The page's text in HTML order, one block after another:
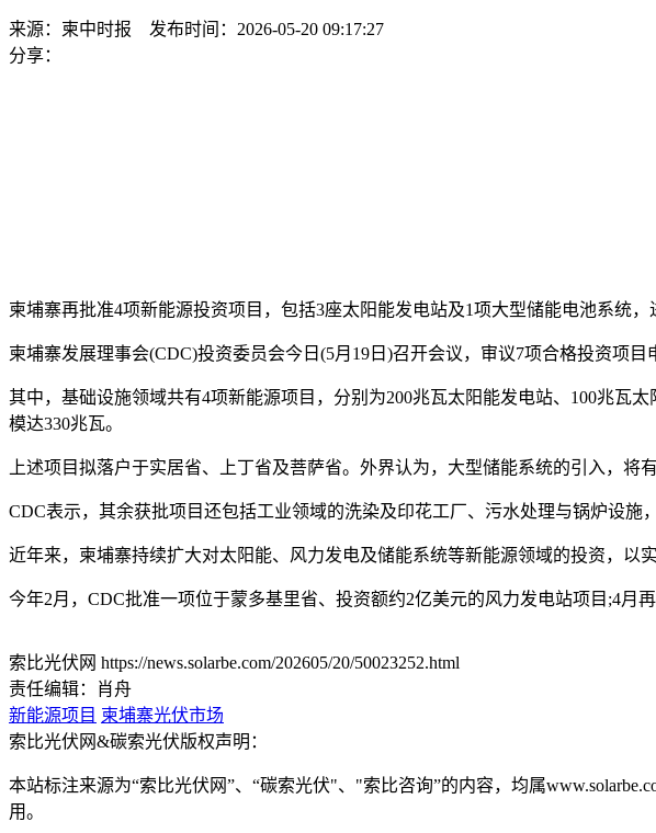
来源：柬中时报
发布时间：2026-05-20 09:17:27
分享：
柬埔寨再批准4项新能源投资项目，包括3座太阳能发电站及1项大型储能电池系统
柬埔寨发展理事会(CDC)投资委员会今日(5月19日)召开会议，审议7项合格投资项
其中，基础设施领域共有4项新能源项目，分别为200兆瓦太阳能发电站、100兆瓦
模达330兆瓦。
上述项目拟落户于实居省、上丁省及菩萨省。外界认为，大型储能系统的引入，将
CDC表示，其余获批项目还包括工业领域的洗染及印花工厂、污水处理与锅炉设施
近年来，柬埔寨持续扩大对太阳能、风力发电及储能系统等新能源领域的投资，以
今年2月，CDC批准一项位于蒙多基里省、投资额约2亿美元的风力发电站项目;4月
索比光伏网 https://news.solarbe.com/202605/20/50023252.html
责任编辑：肖舟
新能源项目 柬埔寨光伏市场
索比光伏网&碳索光伏版权声明：
本站标注来源为“索比光伏网”、“碳索光伏"、"索比咨询”的内容，均属
用。